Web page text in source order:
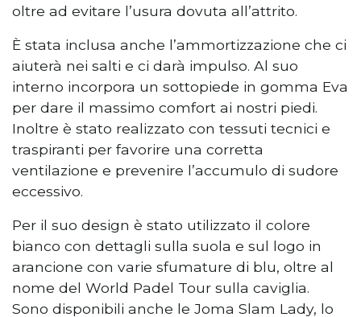
oltre ad evitare l’usura dovuta all’attrito.
È stata inclusa anche l’ammortizzazione che ci
aiuterà nei salti e ci darà impulso. Al suo
interno incorpora un sottopiede in gomma Eva
per dare il massimo comfort ai nostri piedi.
Inoltre è stato realizzato con tessuti tecnici e
traspiranti per favorire una corretta
ventilazione e prevenire l’accumulo di sudore
eccessivo.
Per il suo design è stato utilizzato il colore
bianco con dettagli sulla suola e sul logo in
arancione con varie sfumature di blu, oltre al
nome del World Padel Tour sulla caviglia.
Sono disponibili anche le Joma Slam Lady, lo